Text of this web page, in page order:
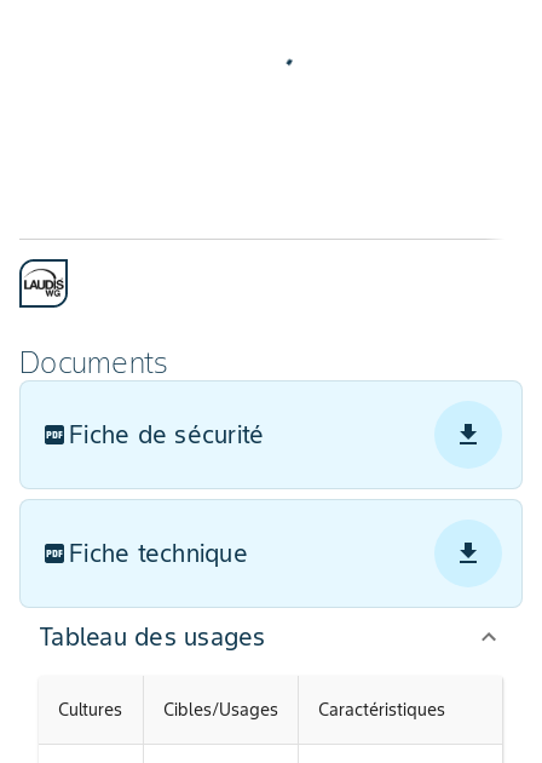
Documents
Fiche de sécurité
Fiche technique
Tableau des usages
Cultures Cibles/Usages Caractéristiques